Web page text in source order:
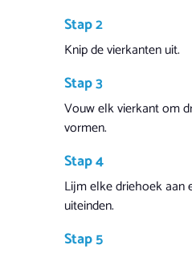
Stap 2
Knip de vierkanten uit.
Stap 3
Vouw elk vierkant om
vormen.
Stap 4
Lijm elke driehoek aan
uiteinden.
Stap 5